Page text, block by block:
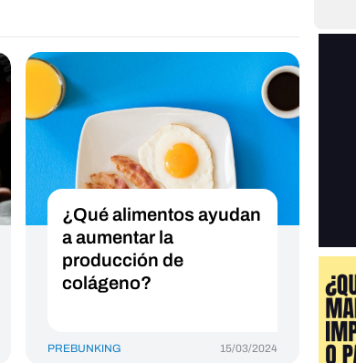
¿Qué alimentos ayudan
a aumentar la
producción de
colágeno?
PREBUNKING 15/03/2024